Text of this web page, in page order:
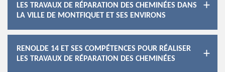
LES TRAVAUX DE RÉPARATION DES CHEMINÉES DANS
LA VILLE DE MONTFIQUET ET SES ENVIRONS
RENOLDE 14 ET SES COMPÉTENCES POUR RÉALISER
LES TRAVAUX DE RÉPARATION DES CHEMINÉES